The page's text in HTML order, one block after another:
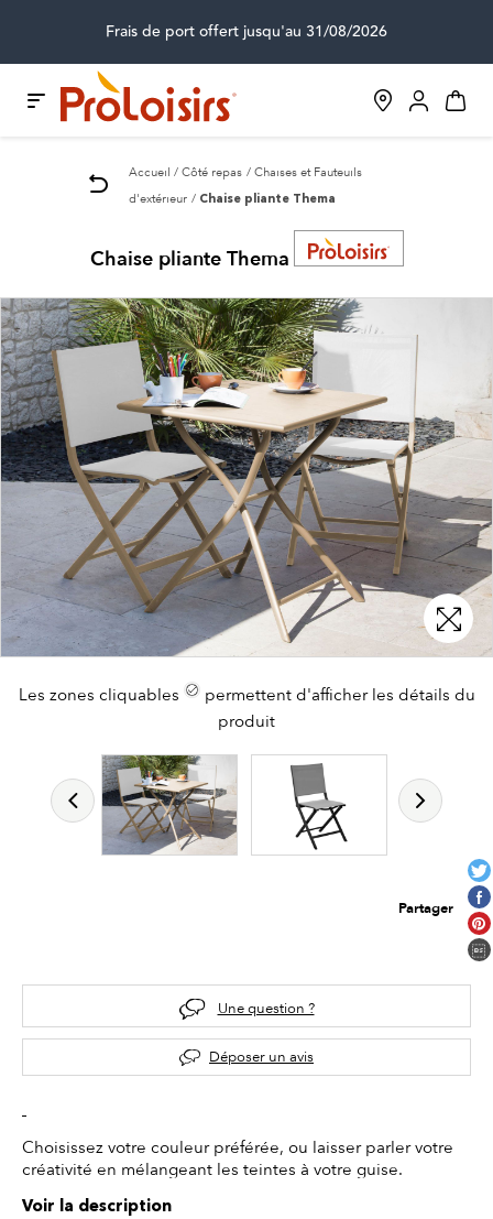
Frais de port offert jusqu'au 31/08/2026
Accueil Côté repas
Chaises et Fauteuils
d'extérieur
Chaise pliante Thema
Chaise pliante Thema
Les zones cliquables
permettent d'afficher les détails du
produit
Partager
Une question ?
Déposer un avis
Choisissez votre couleur préférée, ou laisser parler votre
créativité en mélangeant les teintes à votre guise.
Voir la description